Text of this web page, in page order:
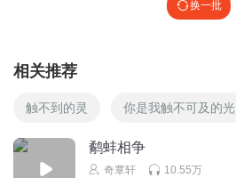
换一批
相关推荐
触不到的灵 你是我触不可及的光
鹬蚌相争
奇覃轩 10.55万